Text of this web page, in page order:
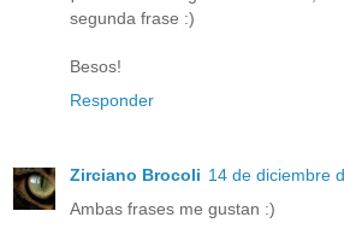
segunda frase :)
Besos!
Responder
Zirciano Brocoli 14 de diciembre
Ambas frases me gustan :)